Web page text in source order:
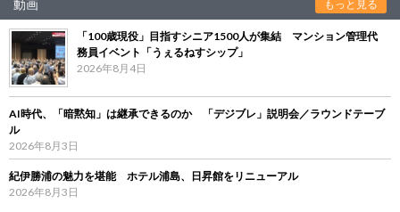
動画 もっと見る
「100歳現役」目指すシニア1500人が集結 マンション管理代
務員イベント「うぇるねすシップ」
2026年8月4日
AI時代、「暗黙知」は継承できるのか 「デジブレ」説明会／ラウンドテーブ
ル
2026年8月3日
紀伊勝浦の魅力を堪能 ホテル浦島、日昇館をリニューアル
2026年8月3日